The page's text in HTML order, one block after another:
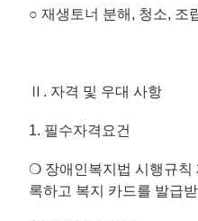
○ 재생토너 분해, 청소, 조
Ⅱ. 자격 및 우대 사항
1. 필수자격요건
❍ 장애인복지법 시행규칙
록하고 복지 카드를 발급